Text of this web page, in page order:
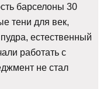
барселоны 30
тени для век,
естественный
работать с
не стал